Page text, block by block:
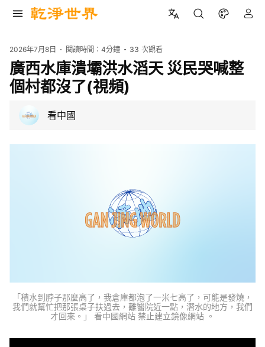
2026年7月8日 閱讀時間：4分鐘 33 次觀看
廣西水庫潰壩洪水滔天 災民哭喊整
個村都沒了(視頻)
看中國
「積水到脖子那麼高了，我倉庫都泡了一米七高了，可能是發燒，
我們就幫忙把那張桌子扶過去，離醫院近一點，潛水的地方，我們
才回來。」 看中國網站 禁止建立鏡像網站 。